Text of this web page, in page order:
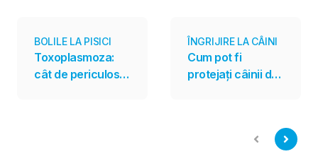
BOLILE LA PISICI
Toxoplasmoza:
cât de periculos
ÎNGRIJIRE LA CÂINI
Cum pot fi
protejați câinii de